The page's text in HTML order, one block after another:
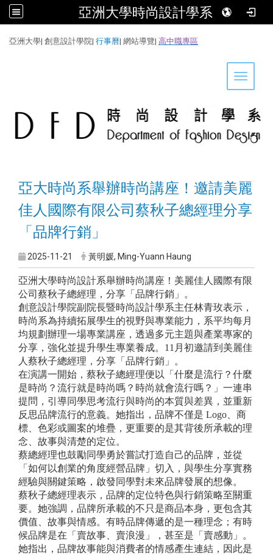
亞洲大學時尚設計學系
亞洲大學| 創意設計學院| 行事曆| 網站導覽| 高中職專區
Toggle
亞大時尚系舉辦時尚講座！邀請美麗
佳人國際有限公司蔡秋子總經理分享
「品牌行銷」
2025-11-21 黃明媛, Ming-Yuann Haung
亞洲大學時尚設計系舉辦時尚講座！美麗佳人國際有限
公司蔡秋子總經理，分享「品牌行銷」。
創意設計學院副院長暨時尚設計學系主任林青玫表示，
時尚系為持續拓展學生的視野與專業能力，系平均每月
均規劃辦理一場專業講座，透過多元主題與產業專家的
分享，強化並提升學生專業養成。11月初邀請到美麗佳
人蔡秋子總經理，分享「品牌行銷」。
在演講一開始，蔡秋子總經理便以「什麼是流行？什麼
是時尚？流行就是時尚嗎？時尚就會流行嗎？」一連串
提問，引導同學思考流行與時尚的本質與差異，並重新
反思品牌流行的意義。她指出，品牌不僅是 Logo、商
標、色彩或圖案的堆疊，更重要的是其背後所承載的理
念、故事與清楚的定位。
蔡總經理也鼓勵同學勇於嘗試打造自己的品牌，並從
「如何以創業的角度經營品牌」切入，與學生分享實務
經驗與關鍵策略，啟發同學對未來品牌發展的想像。
蔡秋子總經理表示，品牌的定位特色與行銷策略至關重
要。她強調，品牌所承載的不只是商品本身，更包含其
價值、故事與情感。有時品牌傳遞的是一種理念；有時
候品牌是在「賣故事、賣浪漫」，甚至是「賣感動」。
她指出，品牌故事能與消費者的情感產生連結，因此是